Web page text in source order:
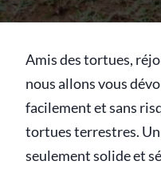
Amis des tortues,
nous allons vous
facilement et sans
tortues terrestres. Un
seulement solide et